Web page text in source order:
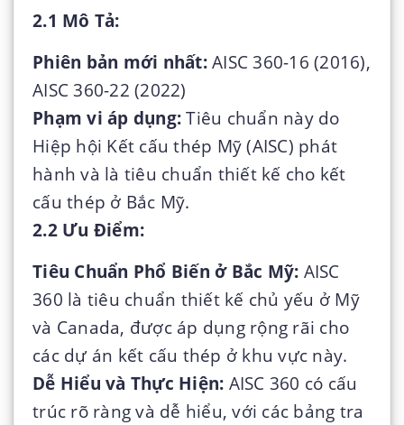
2.1 Mô Tả:
Phiên bản mới nhất:AISC 360-16 (2016),
AISC 360-22 (2022)
Phạm vi áp dụng: Tiêu chuẩn này do
Hiệp hội Kết cấu thép Mỹ (AISC) phát
hành và là tiêu chuẩn thiết kế cho kết
cấu thép ở Bắc Mỹ.
2.2 Ưu Điểm:
Tiêu Chuẩn Phổ Biến ở Bắc Mỹ: AISC
360 là tiêu chuẩn thiết kế chủ yếu ở Mỹ
và Canada, được áp dụng rộng rãi cho
các dự án kết cấu thép ở khu vực này.
Dễ Hiểu và Thực Hiện: AISC 360 có cấu
trúc rõ ràng và dễ hiểu, với các bảng tra